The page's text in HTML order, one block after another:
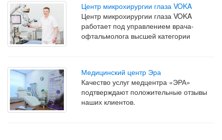
Центр микрохирургии глаза VOKA
Центр микрохирургии глаза VOKA
работает под управлением врача-
офтальмолога высшей категории
Медицинский центр Эра
Качество услуг медцентра «ЭРА»
подтверждают положительные отзывы
наших клиентов.